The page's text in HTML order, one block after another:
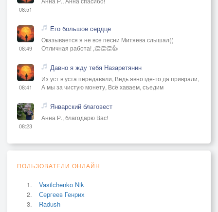
08:51
08:49
Его большое сердце
Оказывается я не все песни Митяева слышал((
Отличная работа! ,👏👏👏👍
08:41
Давно я жду тебя Назаретянин
Из уст в уста передавали, Ведь явно где-то да приврали,
А мы за чистую монету, Всё хаваем, съедим
08:23
Январский благовест
Анна Р., благодарю Вас!
ПОЛЬЗОВАТЕЛИ ОНЛАЙН
Vasilchenko Nik
Сергеев Генрих
Radush